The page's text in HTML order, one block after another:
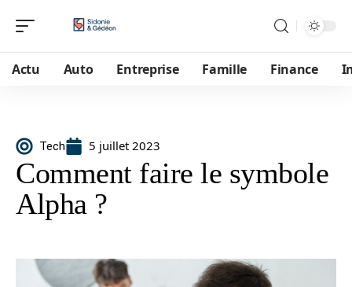
Actu Auto Entreprise Famille Finance
Tech 5 juillet 2023
Comment faire le symbole
Alpha ?